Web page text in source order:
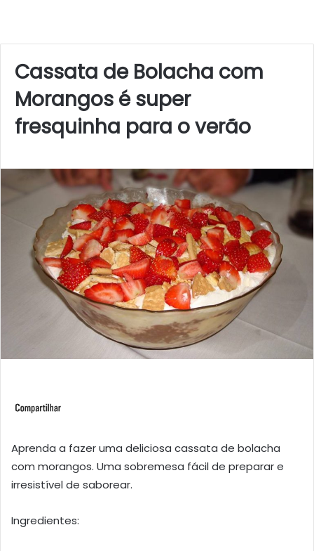
Cassata de Bolacha com
Morangos é super
fresquinha para o verão
Aprenda a fazer uma deliciosa cassata de bolacha
com morangos. Uma sobremesa fácil de preparar e
irresistível de saborear.
Ingredientes: